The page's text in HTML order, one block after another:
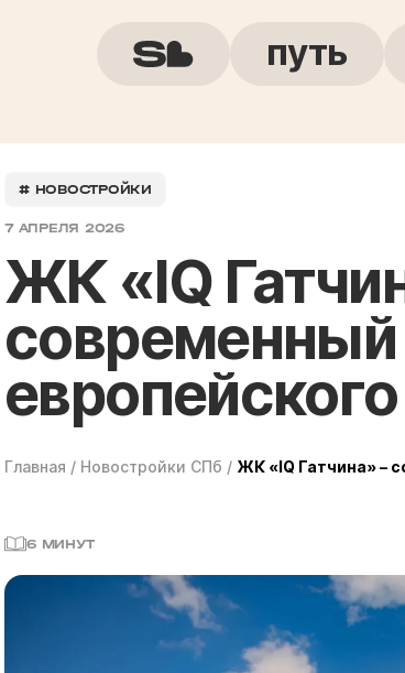
путь
# НОВОСТРОЙКИ
7 АПРЕЛЯ 2026
ЖК «IQ
современный
Главная / Новостройки СПб / ЖК «IQ Гатчина» –
6 МИНУТ